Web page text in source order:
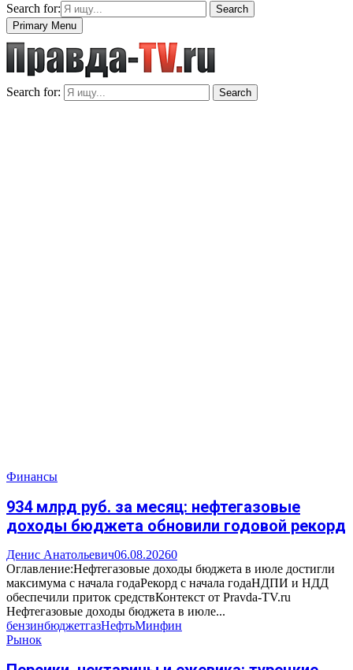
Search for:
Search
Primary Menu
Search for: Search
Финансы
934 млрд руб. за месяц: нефтегазовые
доходы бюджета обновили годовой рекорд
Денис Анатольевич06.08.20260
Оглавление:Нефтегазовые доходы бюджета в июле достигли
максимума с начала годаРекорд с начала годаНДПИ и НДД
обеспечили приток средствКонтекст от Pravda-TV.ru
Нефтегазовые доходы бюджета в июле...
бензинбюджетгазНефтьМинфин
Рынок